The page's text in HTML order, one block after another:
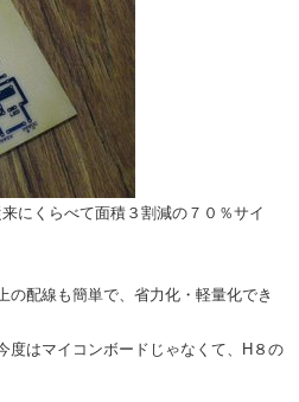
にくらべて面積３割減の７０％サイ
配線も簡単で、省力化・軽量化でき
度はマイコンボードじゃなくて、H８の